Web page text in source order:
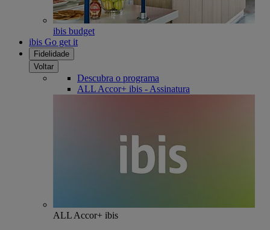
ibis budget
ibis Go get it
Fidelidade
Voltar
Descubra o programa
ALL Accor+ ibis - Assinatura
ALL Accor+ ibis